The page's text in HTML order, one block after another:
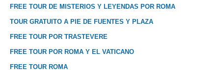
FREE TOUR DE MISTERIOS Y LEYENDAS POR ROMA
TOUR GRATUITO A PIE DE FUENTES Y PLAZA
FREE TOUR POR TRASTEVERE
FREE TOUR POR ROMA Y EL VATICANO
FREE TOUR ROMA